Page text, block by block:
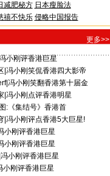
减肥秘方 日本瘦脸法
禧不快乐 侵略中国报告
更多>>
小刚评香港巨星
冯小刚笑侃香港四大影帝
|冯小刚笑翻香港第十届金
冯小刚点评香港明星
:《集结号》香港首
| 冯小刚评点香港5大巨星!
小刚评香港巨星
小刚评香港巨星
冯小刚评香港巨星
小刚评香港巨星